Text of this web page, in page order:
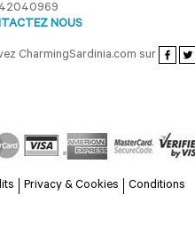
NOUS
CharmingSardinia.com sur
Privacy & Cookies Conditions